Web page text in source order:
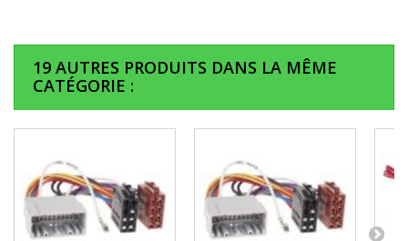
19 AUTRES PRODUITS DANS LA MÊME
CATÉGORIE :